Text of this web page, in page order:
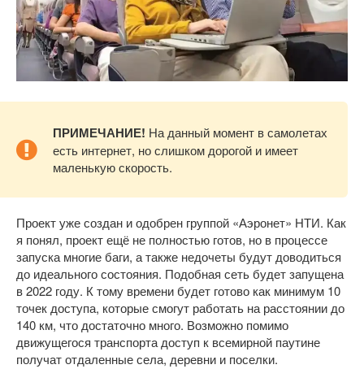
ПРИМЕЧАНИЕ! На данный момент в самолетах
есть интернет, но слишком дорогой и имеет
маленькую скорость.
Проект уже создан и одобрен группой «Аэронет» НТИ. Как
я понял, проект ещё не полностью готов, но в процессе
запуска многие баги, а также недочеты будут доводиться
до идеального состояния. Подобная сеть будет запущена
в 2022 году. К тому времени будет готово как минимум 10
точек доступа, которые смогут работать на расстоянии до
140 км, что достаточно много. Возможно помимо
движущегося транспорта доступ к всемирной паутине
получат отдаленные села, деревни и поселки.